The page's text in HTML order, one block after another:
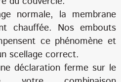
normale, la membrane
chauffée. Nos embouts
ce phénomène et
scellage correct.
déclaration ferme sur le